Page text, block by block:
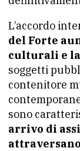
L’accordo
del Forte
culturali e
soggetti
contenitore
sono
arrivo di